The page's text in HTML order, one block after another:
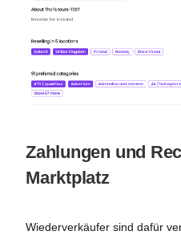
Zahlungen und
Marktplatz
Wiederverkäufer sind dafür